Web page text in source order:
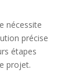
nécessite
précise
étapes
projet.